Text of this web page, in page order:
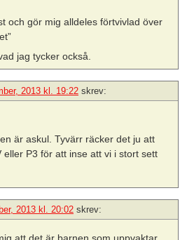
och gör mig alldeles förtvivlad över
jag tycker också.
2013 kl. 19:22 skrev:
är askul. Tyvärr räcker det ju att
eller P3 för att inse att vi i stort sett
2013 kl. 20:02 skrev: